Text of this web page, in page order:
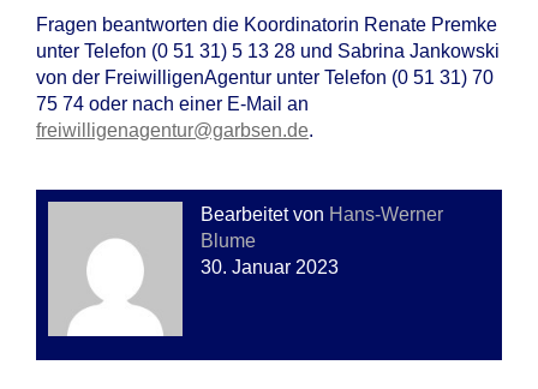
Fragen beantworten die Koordinatorin Renate Premke
unter Telefon (0 51 31) 5 13 28 und Sabrina Jankowski
von der FreiwilligenAgentur unter Telefon (0 51 31) 70
75 74 oder nach einer E-Mail an
freiwilligenagentur@garbsen.de.
Bearbeitet von Hans-Werner
Blume
30. Januar 2023